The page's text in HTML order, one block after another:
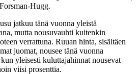
Hugg.
jatkuu tänä vuonna yleistä
mutta nousuvauhti kuitenkin
verrattuna. Ruuan hinta, sisältäen
juomat, nousee tänä vuonna
yleisesti kuluttajahinnat nousevat
viisi prosenttia.